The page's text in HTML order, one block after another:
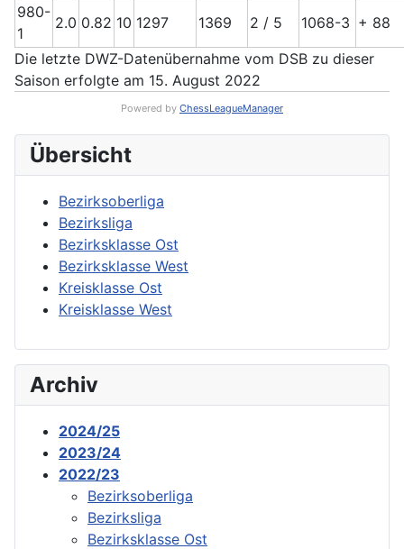
Übersicht
Bezirksoberliga
Bezirksliga
Bezirksklasse Ost
Bezirksklasse West
Kreisklasse Ost
Kreisklasse West
Archiv
2024/25
2023/24
2022/23
Bezirksoberliga
Bezirksliga
Bezirksklasse Ost
980-
1
2.0 0.82 10 1297 1369 2 / 5 1068-3 + 88
Die letzte DWZ-Datenübernahme vom DSB zu dieser
Saison erfolgte am 15. August 2022
Powered by ChessLeagueManager